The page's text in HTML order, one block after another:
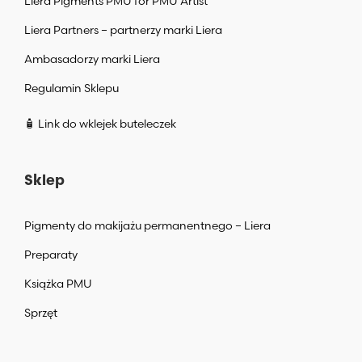
Liera Partners – partnerzy marki Liera
Ambasadorzy marki Liera
Regulamin Sklepu
🧴 Link do wklejek buteleczek
Sklep
Pigmenty do makijażu permanentnego – Liera
Preparaty
Książka PMU
Sprzęt